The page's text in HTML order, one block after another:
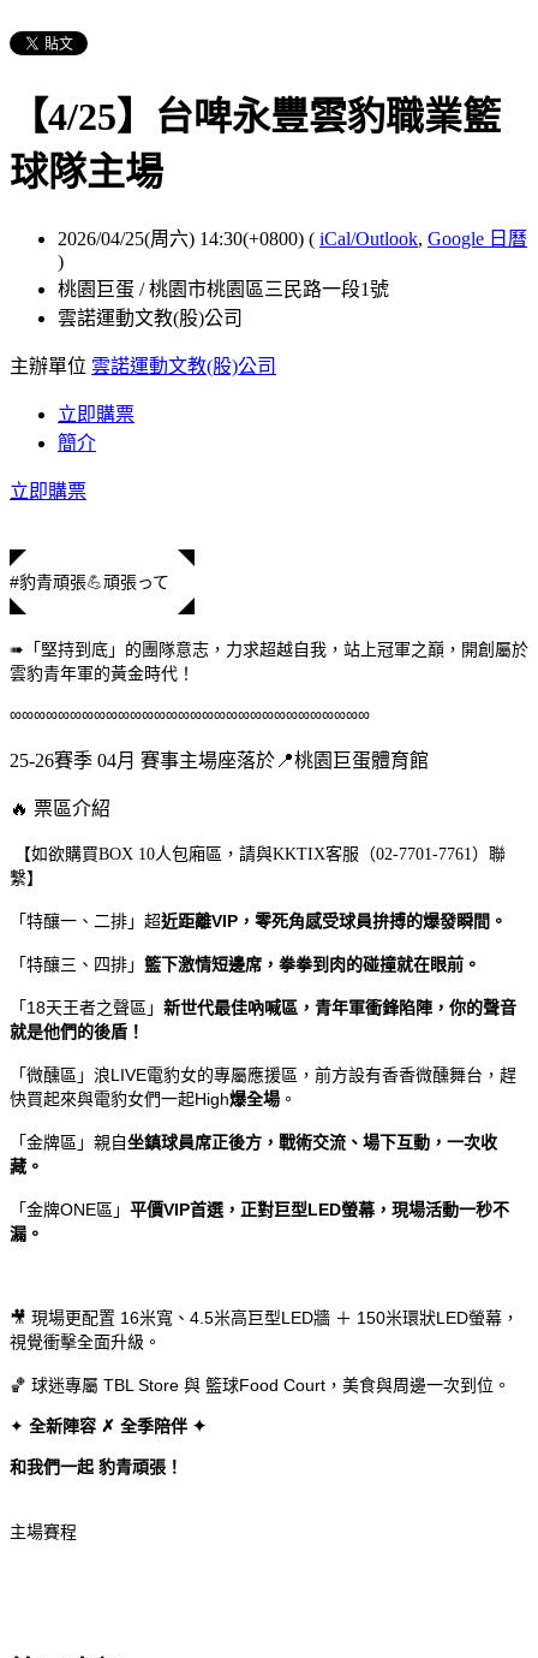
【4/25】台啤永豐雲豹職業籃
球隊主場
2026/04/25(周六) 14:30(+0800) ( iCal/Outlook, Google 日曆
)
桃園巨蛋 / 桃園市桃園區三民路一段1號
雲諾運動文教(股)公司
主辦單位 雲諾運動文教(股)公司
立即購票
簡介
立即購票
◤ ◥
#豹青頑張💪頑張って
◣
◢
➠ 「堅持到底」的團隊意志，力求超越自我，站上冠軍之巔，開創屬於
雲豹青年軍的黃金時代！
∞∞∞∞∞∞∞∞∞∞∞∞∞∞∞∞∞∞∞∞∞∞∞∞∞∞∞∞∞∞
25-26賽季 04月 賽事主場座落於📍桃園巨蛋體育館
🔥 票區介紹
【如欲購買BOX 10人包廂區，請與KKTIX客服（02-7701-7761）聯
繫】
「特釀一、二排」超近距離VIP，零死角感受球員拚搏的爆發瞬間。
「特釀三、四排」 籃下激情短邊席，拳拳到肉的碰撞就在眼前。
「18天王者之聲區」 新世代最佳吶喊區，青年軍衝鋒陷陣，你的聲音
就是他們的後盾！
「微醺區」浪LIVE電豹女的專屬應援區，前方設有香香微醺舞台，趕
快買起來與電豹女們一起High爆全場 。
「金牌區」親自坐鎮球員席正後方，戰術交流、場下互動，一次收
藏。
「金牌ONE區」 平價VIP首選，正對巨型LED螢幕，現場活動一秒不
漏。
🎥 現場更配置 16米寬、4.5米高巨型LED牆 ＋ 150米環狀LED螢幕，
視覺衝擊全面升級。
🏀 球迷專屬 TBL Store 與 籃球Food Court，美食與周邊一次到位。
✦ 全新陣容 ✗ 全季陪伴 ✦
和我們一起 豹青頑張！
主場賽程